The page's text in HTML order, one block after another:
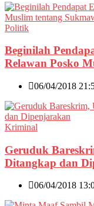
Politik
Beginilah
Relawan Posko
06/04/2018
Kriminal
Geruduk
Ditangkap dan
06/04/2018